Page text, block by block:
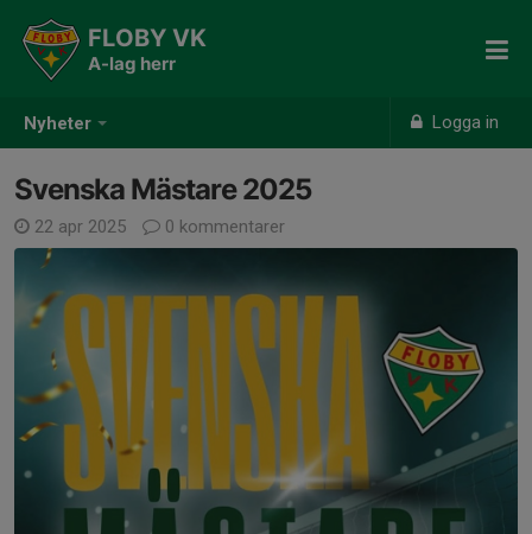
Nyheter Logga in
FLOBY VK
A-lag herr
Svenska Mästare 2025
22 apr 2025 0 kommentarer